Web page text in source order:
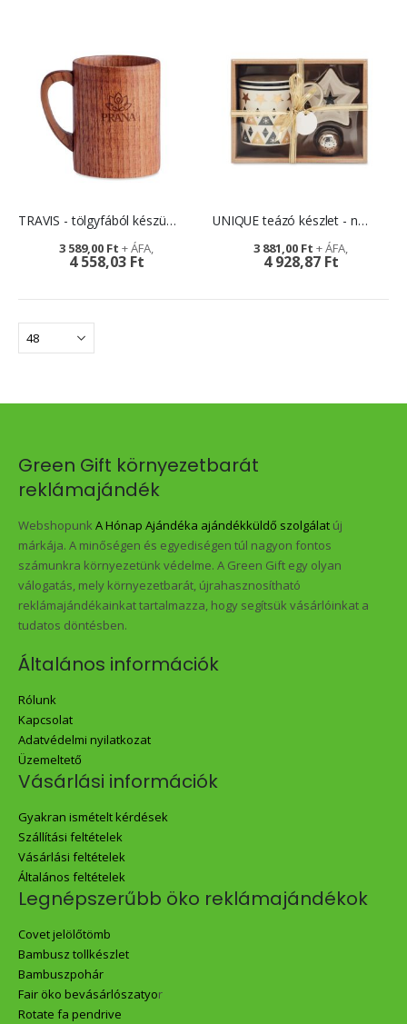
TRAVIS - tölgyfából készült bögre
4 558,03 Ft
3 589,00 Ft
UNIQUE teázó készlet - népszerű reklámajándék
4 928,87 Ft
3 881,00 Ft
Green Gift környezetbarát
reklámajándék
Webshopunk A Hónap Ajándéka ajándékküldő szolgálat új
márkája. A minőségen és egyediségen túl nagyon fontos
számunkra környezetünk védelme. A Green Gift egy olyan
válogatás, mely környezetbarát, újrahasznosítható
reklámajándékainkat tartalmazza, hogy segítsük vásárlóinkat a
tudatos döntésben.
Általános információk
Rólunk
Kapcsolat
Adatvédelmi nyilatkozat
Üzemeltető
Vásárlási információk
Gyakran ismételt kérdések
Szállítási feltételek
Vásárlási feltételek
Általános feltételek
Legnépszerűbb öko reklámajándékok
Covet jelölőtömb
Bambusz tollkészlet
Bambuszpohár
Fair öko bevásárlószatyor
Rotate fa pendrive